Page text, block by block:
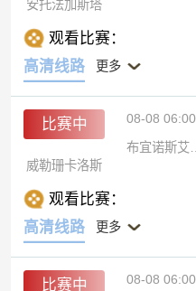
安托法加斯塔
观看比赛：
高清线路
更多
比赛中 08-08 06:00
布宜诺斯艾利斯通讯
威勒珊卡洛斯
观看比赛：
高清线路
更多
比赛中 08-08 06:00